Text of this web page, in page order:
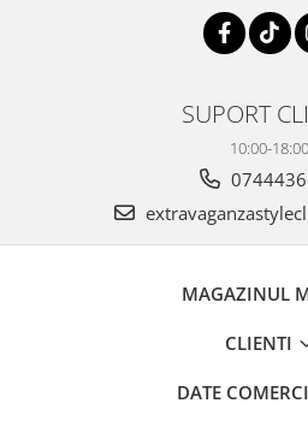
SUPORT
10:00-18:00
MAGAZINUL
CLIENTI
DATE